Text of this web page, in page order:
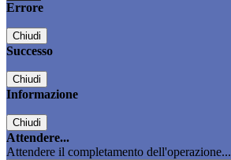
Errore
Chiudi
Successo
Chiudi
Informazione
Chiudi
Attendere...
Attendere il completamento dell'operazione...